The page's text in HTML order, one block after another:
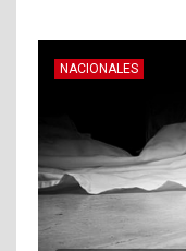
NACIONALES